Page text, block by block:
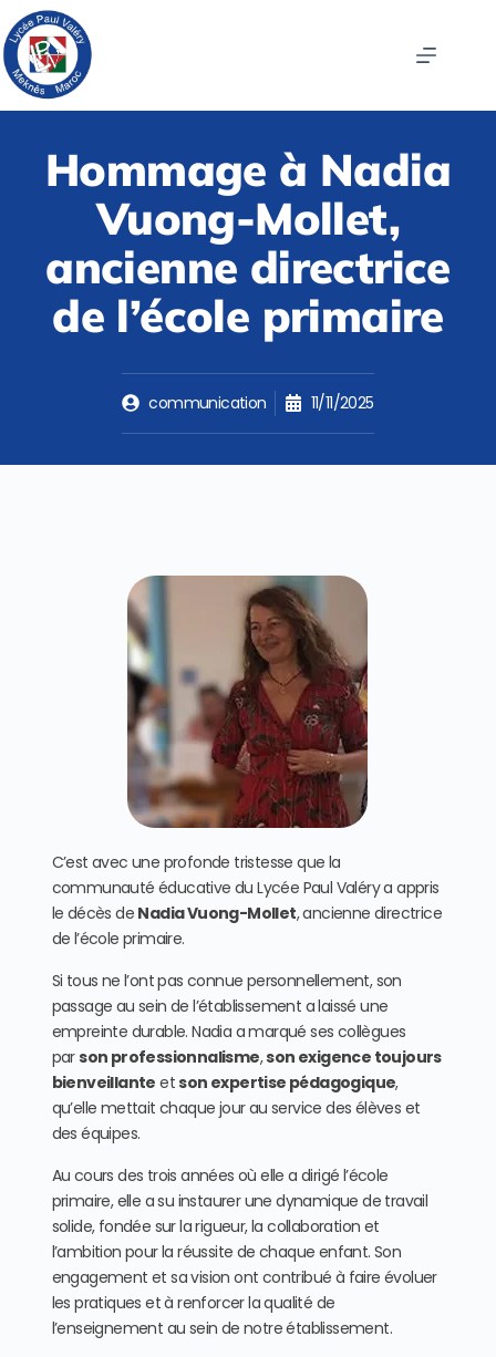
Hommage à Nadia
Vuong-Mollet,
ancienne directrice
de l’école primaire
communication 11/11/2025
C’est avec une profonde tristesse que la
communauté éducative du Lycée Paul Valéry a appris
le décès de Nadia Vuong-Mollet, ancienne directrice
de l’école primaire.
Si tous ne l’ont pas connue personnellement, son
passage au sein de l’établissement a laissé une
empreinte durable. Nadia a marqué ses collègues
parson professionnalisme,son exigence toujours
bienveillante etson expertise pédagogique,
qu’elle mettait chaque jour au service des élèves et
des équipes.
Au cours des trois années où elle a dirigé l’école
primaire, elle a su instaurer une dynamique de travail
solide, fondée sur la rigueur, la collaboration et
l’ambition pour la réussite de chaque enfant. Son
engagement et sa vision ont contribué à faire évoluer
les pratiques et à renforcer la qualité de
l’enseignement au sein de notre établissement.